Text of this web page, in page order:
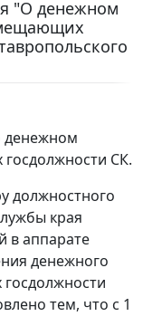
"О денежном
денежном
СК.
должностного
края
в аппарате
денежного
тем, что с 1